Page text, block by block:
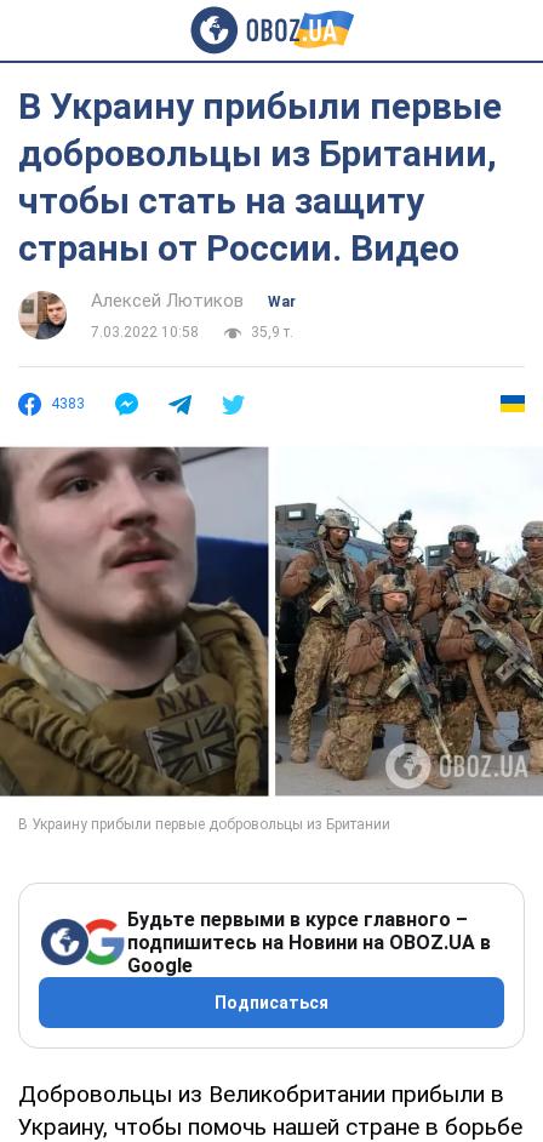
В Украину прибыли первые
добровольцы из Британии,
чтобы стать на защиту
страны от России. Видео
Алексей Лютиков
War
7.03.2022 10:58
35,9 т.
4383
Будьте первыми в курсе главного –
подпишитесь на Новини на OBOZ.UA в
Google
Подписаться
Добровольцы из Великобритании прибыли в
Украину, чтобы помочь нашей стране в борьбе